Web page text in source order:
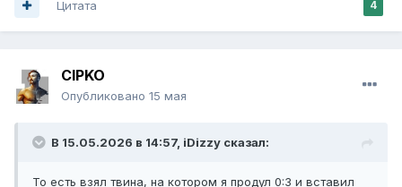
4
Цитата
CIPKO
Опубликовано 15 мая
В 15.05.2026 в 14:57, iDizzy сказал:
То есть взял твина, на котором я продул 0:3 и вставил